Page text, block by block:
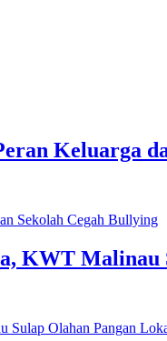
Keluarga
KWT